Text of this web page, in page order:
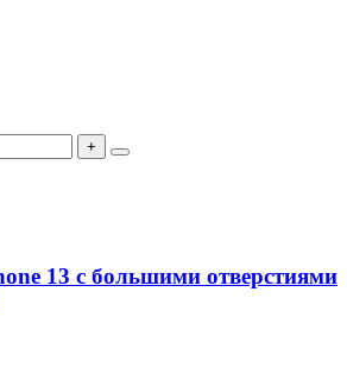
+
13 с большими отверстиями